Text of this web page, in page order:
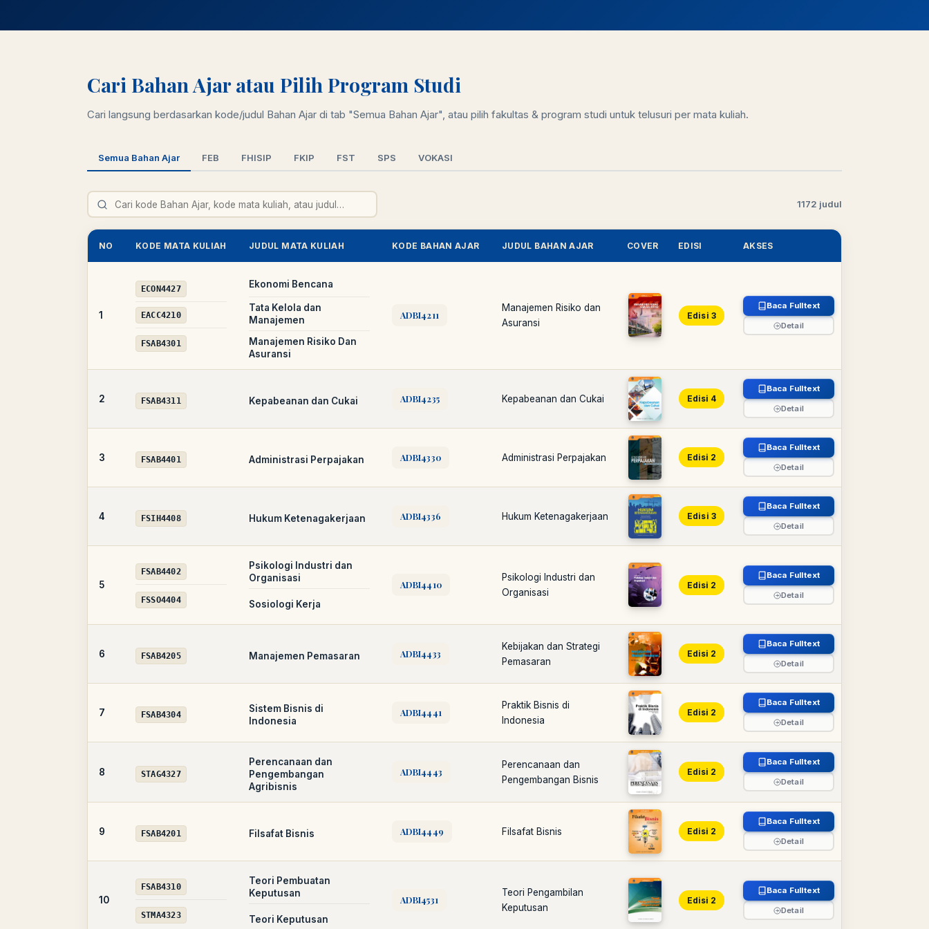
Cari Bahan Ajar atau Pilih Program Studi
Cari langsung berdasarkan kode/judul Bahan Ajar di tab "Semua Bahan Ajar", atau pilih fakultas & program studi untuk telusuri per mata kuliah.
Semua Bahan Ajar FEB FHISIP FKIP FST SPS VOKASI
1172 judul
NO KODE MATA KULIAH JUDUL MATA KULIAH KODE BAHAN AJAR JUDUL BAHAN AJAR COVER EDISI AKSES
1
ECON4427
EACC4210
FSAB4301
Ekonomi Bencana
Tata Kelola dan
Manajemen
Manajemen Risiko Dan
Asuransi
ADBI4211
Manajemen Risiko dan
Asuransi
Edisi 3
Baca Fulltext
Detail
2 FSAB4311 Kepabeanan dan Cukai ADBI4235 Kepabeanan dan Cukai Edisi 4
Baca Fulltext
Detail
3 FSAB4401 Administrasi Perpajakan ADBI4330 Administrasi Perpajakan Edisi 2
Baca Fulltext
Detail
4 FSIH4408 Hukum Ketenagakerjaan ADBI4336 Hukum Ketenagakerjaan Edisi 3
Baca Fulltext
Detail
5
FSAB4402
FSSO4404
Psikologi Industri dan
Organisasi
Sosiologi Kerja
ADBI4410
Psikologi Industri dan
Organisasi
Edisi 2
Baca Fulltext
Detail
6 FSAB4205 Manajemen Pemasaran ADBI4433
Kebijakan dan Strategi
Pemasaran
Edisi 2
Baca Fulltext
Detail
7 FSAB4304
Sistem Bisnis di
Indonesia
ADBI4441
Praktik Bisnis di
Indonesia
Edisi 2
Baca Fulltext
Detail
8 STAG4327
Perencanaan dan
Pengembangan
Agribisnis
ADBI4443
Perencanaan dan
Pengembangan Bisnis
Edisi 2
Baca Fulltext
Detail
9 FSAB4201 Filsafat Bisnis ADBI4449 Filsafat Bisnis Edisi 2
Baca Fulltext
Detail
10
FSAB4310
STMA4323
Teori Pembuatan
Keputusan
Teori Keputusan
ADBI4531
Teori Pengambilan
Keputusan
Edisi 2
Baca Fulltext
Detail
LIB NARA
LIBRARY NAVIGASI AKSES REFERENSI
PUSTAKAWAN DIGITAL UT · LAYANAN INFORMASI AKADEMIK